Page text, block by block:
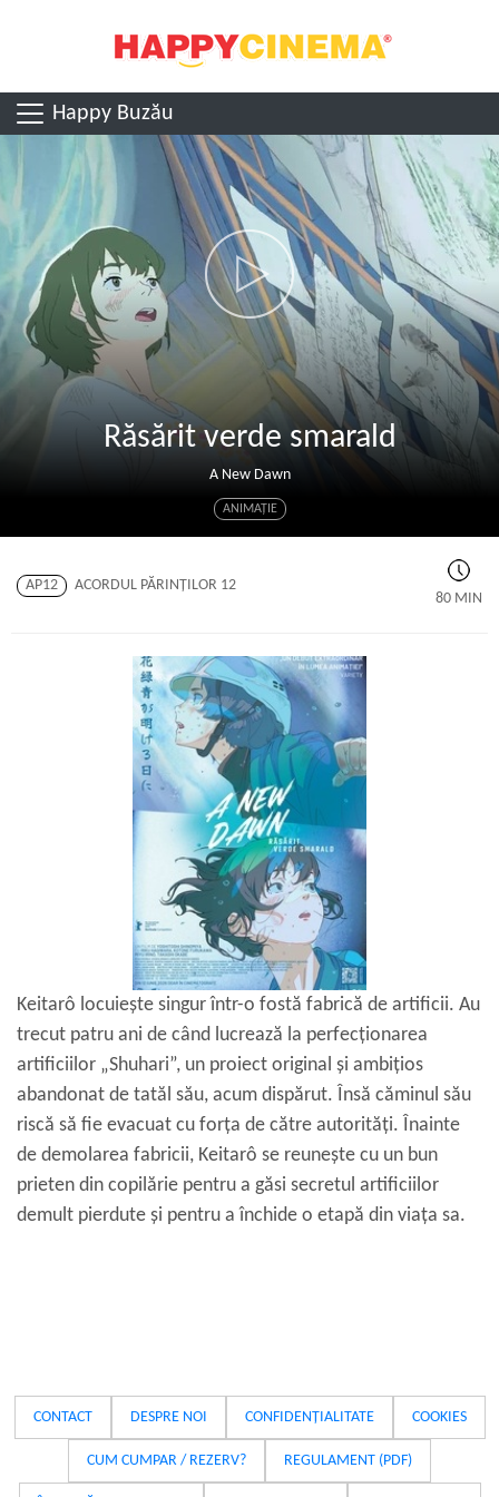
Happy Buzău
Răsărit verde smarald
A New Dawn
ANIMAŢIE
AP12
ACORDUL PĂRINŢILOR 12
80 MIN
Keitarô locuiește singur într-o fostă fabrică de artificii. Au
trecut patru ani de când lucrează la perfecționarea
artificiilor „Shuhari”, un proiect original și ambițios
abandonat de tatăl său, acum dispărut. Însă căminul său
riscă să fie evacuat cu forța de către autorități. Înainte
de demolarea fabricii, Keitarô se reunește cu un bun
prieten din copilărie pentru a găsi secretul artificiilor
demult pierdute și pentru a închide o etapă din viața sa.
CONTACT DESPRE NOI CONFIDENȚIALITATE COOKIES
CUM CUMPAR / REZERV? REGULAMENT (PDF)